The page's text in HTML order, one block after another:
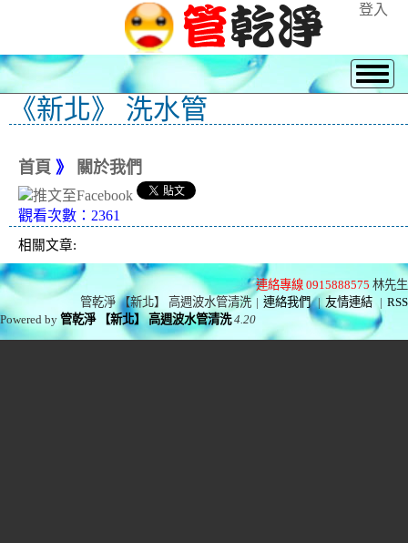
登入
《新北》 洗水管
首頁 》 關於我們
觀看次數：2361
相關文章:
連絡專線 0915888575 林先生
管乾淨 【新北】 高週波水管清洗 | 連絡我們 | 友情連結 | RSS
Powered by管乾淨 【新北】 高週波水管清洗 4.20